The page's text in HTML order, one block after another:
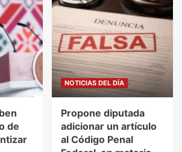
de
NOTICIAS DEL DÍA
Propone diputada
adicionar un artículo
al Código Penal